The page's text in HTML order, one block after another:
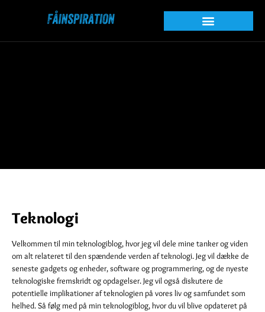
Teknologi
Velkommen til min teknologiblog, hvor jeg vil dele mine tanker og viden
om alt relateret til den spændende verden af teknologi. Jeg vil dække de
seneste gadgets og enheder, software og programmering, og de nyeste
teknologiske fremskridt og opdagelser. Jeg vil også diskutere de
potentielle implikationer af teknologien på vores liv og samfundet som
helhed. Så følg med på min teknologiblog, hvor du vil blive opdateret på